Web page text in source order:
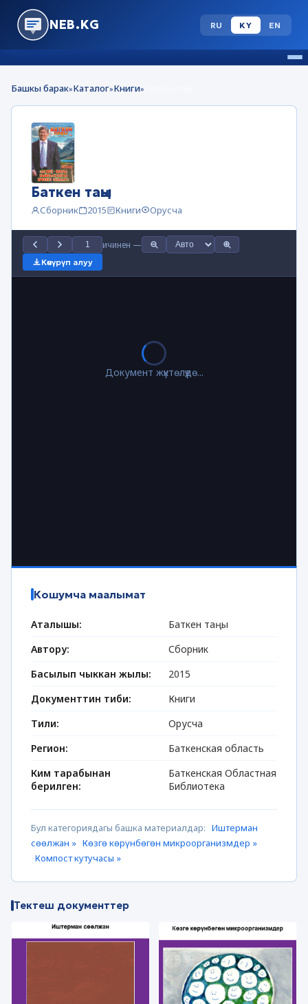
NEB.KG RU KY EN
Башкы барак»Каталог»Книги»
Баткен таңы
Сборник 2015 Книги Орусча
ичинен —
Көчүрүп алуу
Документ жүктөлүүдө...
Кошумча маалымат
Аталышы:
Баткен таңы
Автору:
Сборник
Басылып чыккан жылы:
2015
Документтин тиби:
Книги
Тили:
Орусча
Регион:
Баткенская область
Ким тарабынан
берилген:
Баткенская Областная
Библиотека
Бул категориядагы башка материалдар: Иштерман
сөөлжан » Көзгө көрүнбөгөн микроорганизмдер »
Компост кутучасы »
Тектеш документтер